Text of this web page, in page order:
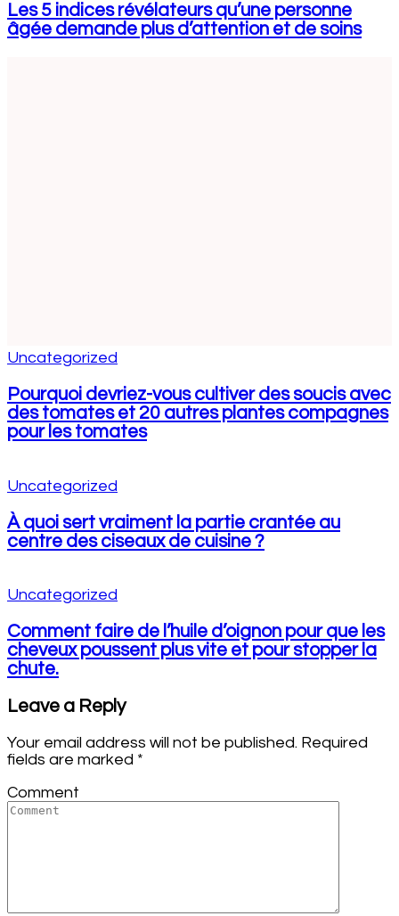
Les 5 indices révélateurs qu’une personne
âgée demande plus d’attention et de soins
Uncategorized
Pourquoi devriez-vous cultiver des soucis avec
des tomates et 20 autres plantes compagnes
pour les tomates
Uncategorized
À quoi sert vraiment la partie crantée au
centre des ciseaux de cuisine ?
Uncategorized
Comment faire de l’huile d’oignon pour que les
cheveux poussent plus vite et pour stopper la
chute.
Leave a Reply
Your email address will not be published. Required
fields are marked *
Comment